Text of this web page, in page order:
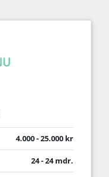
4.000 - 25.000 kr
24 - 24 mdr.